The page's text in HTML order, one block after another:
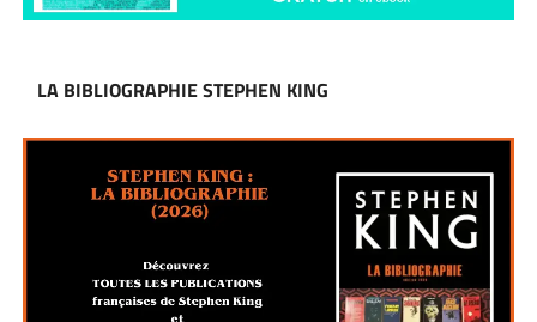
LA BIBLIOGRAPHIE STEPHEN KING